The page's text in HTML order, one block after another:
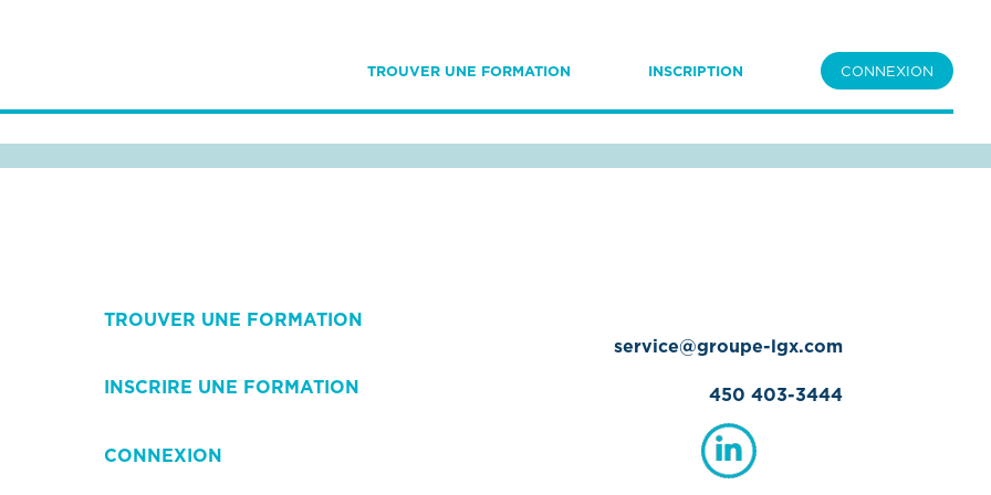
TROUVER UNE FORMATION INSCRIPTION CONNEXION
TROUVER UNE FORMATION
INSCRIRE UNE FORMATION
CONNEXION
service@groupe-lgx.com
450 403-3444